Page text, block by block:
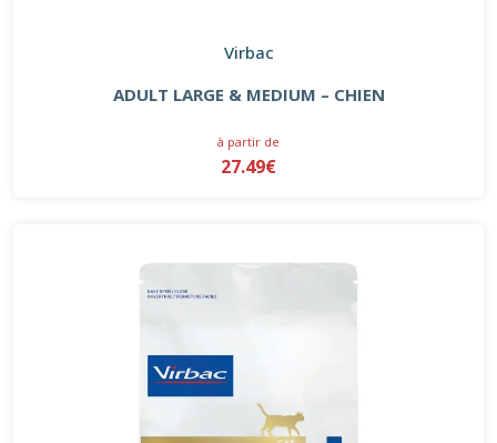
Virbac
ADULT LARGE & MEDIUM – CHIEN
à partir de
27.49€